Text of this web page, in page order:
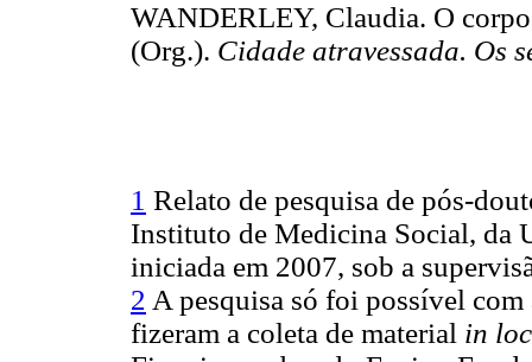
WANDERLEY, Claudia. O
(Org.). Cidade atravessada. Os
1 Relato de pesquisa de pós-
Instituto de Medicina Social, da
iniciada em 2007, sob a
2 A pesquisa só foi possível com
fizeram a coleta de material in